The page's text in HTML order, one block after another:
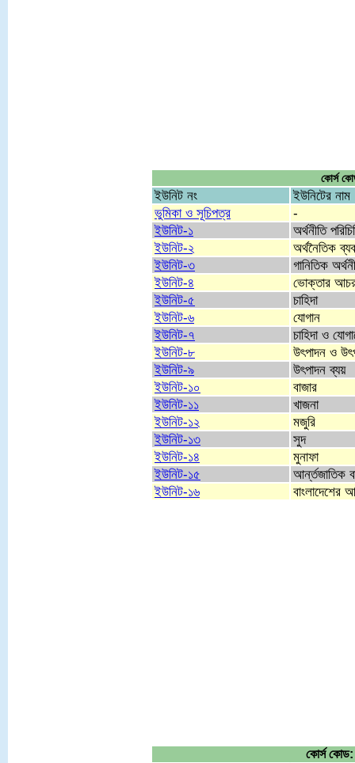
কোর্স
ইউনিট নং
ইউনিটের নাম
ভুমিকা ও সূচিপত্র
-
ইউনিট-১
অর্থনীতি
ইউনিট-২
অর্থনৈতিক
ইউনিট-৩
গানিতিক
ইউনিট-৪
ভোক্তার
ইউনিট-৫
চাহিদা
ইউনিট-৬
যোগান
ইউনিট-৭
চাহিদা ও
ইউনিট-৮
উৎপাদন ও
ইউনিট-৯
উৎপাদন ব্যয়
ইউনিট-১০
বাজার
ইউনিট-১১
খাজনা
ইউনিট-১২
মজুরি
ইউনিট-১৩
সুদ
ইউনিট-১৪
মুনাফা
ইউনিট-১৫
আর্ন্তজাতিক
ইউনিট-১৬
বাংলাদেশের
কোর্স